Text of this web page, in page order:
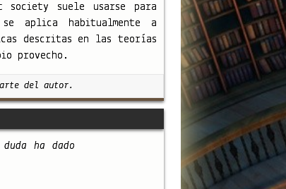
society suele usarse para
aplica habitualmente a
descritas en las teorías
provecho.
del autor.
ha dado